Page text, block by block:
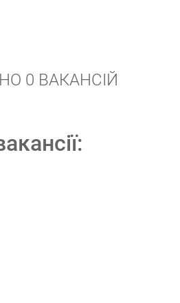
0 ВАКАНСІЙ